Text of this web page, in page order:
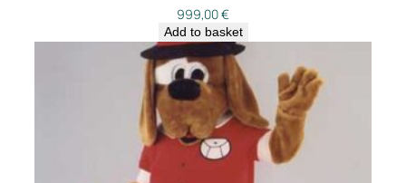
999,00€
Add to basket